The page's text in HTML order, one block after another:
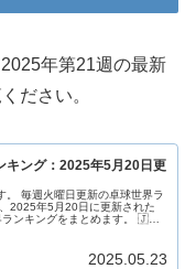
年第21週の最新
ださい。
キング：2025年5月20日更
。 毎週火曜日更新の卓球世界ラ
2025年5月20日に更新された
ンキングをまとめます。 🇯🇵
2025.05.23